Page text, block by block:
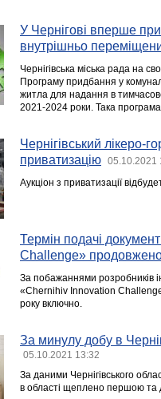
У Чернігові вперше
внутрішньо
Чернігівська міська рада на
Програму придбання у
житла для надання в
2021-2024 роки. Така
Чернігівський лікеро-
приватизацію
05.10.2021
Аукціон з приватизації
Термін подачі
Challenge»
За побажаннями розробників
«Chernihiv Innovation
року включно.
За минулу добу в
05.10.2021 13:32
За даними Чернігівського
в області щеплено першою